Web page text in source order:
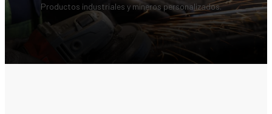
Productos industriales y mineros personalizados.